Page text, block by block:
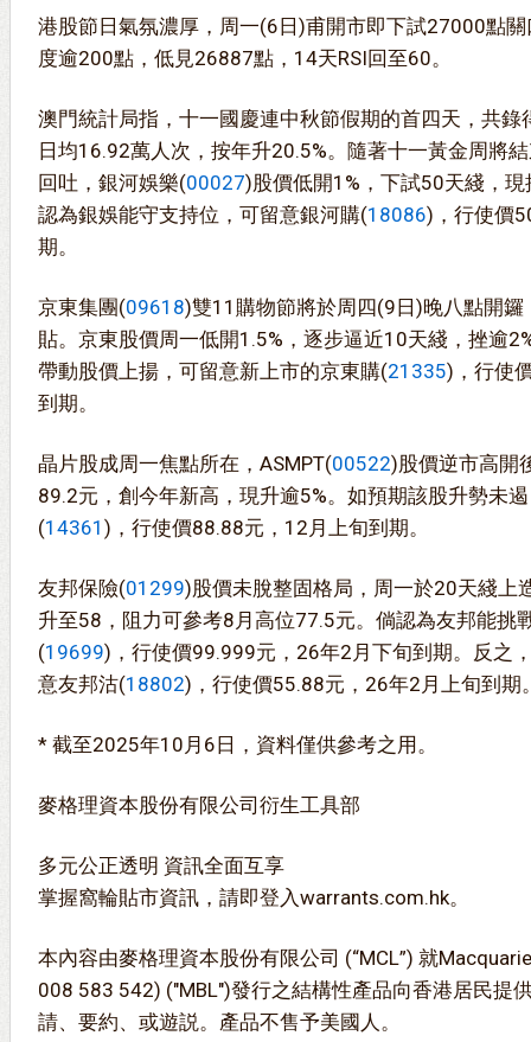
港股節日氣氛濃厚，周一(6日)甫開市即下試27000點
度逾200點，低見26887點，14天RSI回至60。
澳門統計局指，十一國慶連中秋節假期的首四天，共
日均16.92萬人次，按年升20.5%。隨著十一黃金周將
回吐，銀河娛樂(00027)股價低開1%，下試50天綫，
認為銀娛能守支持位，可留意銀河購(18086)，行使價
期。
京東集團(09618)雙11購物節將於周四(9日)晚八點開
貼。京東股價周一低開1.5%，逐步逼近10天綫，挫逾
帶動股價上揚，可留意新上市的京東購(21335)，行使
到期。
晶片股成周一焦點所在，ASMPT(00522)股價逆市高開
89.2元，創今年新高，現升逾5%。如預期該股升勢未
(14361 )，行使價88.88元，12月上旬到期。
友邦保險(01299)股價未脫整固格局，周一於20天綫上
升至58，阻力可參考8月高位77.5元。倘認為友邦能挑
(19699)，行使價99.999元，26年2月下旬到期。反之
意友邦沽(18802)，行使價55.88元，26年2月上旬到期
* 截至2025年10月6日，資料僅供參考之用。
麥格理資本股份有限公司衍生工具部
多元公正透明 資訊全面互享
掌握窩輪貼市資訊，請即登入warrants.com.hk。
本內容由麥格理資本股份有限公司 (“MCL”) 就
008 583 542) ("MBL")發行之結構性產品向香港居民提
請、要約、或遊説。產品不售予美國人。